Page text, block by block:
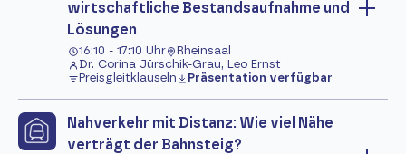
wirtschaftliche Bestandsaufnahme und
Lösungen
16:10 - 17:10 Uhr
Rheinsaal
Dr. Corina Jürschik-Grau, Leo Ernst
Preisgleitklauseln
Präsentation verfügbar
Nahverkehr mit Distanz: Wie viel Nähe
verträgt der Bahnsteig?